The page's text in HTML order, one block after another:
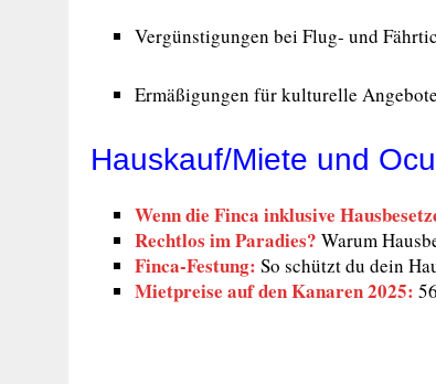
Vergünstigungen bei Flug- und
Ermäßigungen für kulturelle
Hauskauf/Miete und
Wenn die Finca inklusive
Rechtlos im Paradies? Warum
Finca-Festung: So schützt du dein
Mietpreise auf den Kanaren 2025: